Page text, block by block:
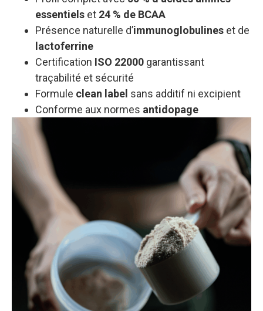
essentiels et 24 % de BCAA
Présence naturelle d’immunoglobulines et de
lactoferrine
Certification ISO 22000 garantissant
traçabilité et sécurité
Formule clean label sans additif ni excipient
Conforme aux normes antidopage